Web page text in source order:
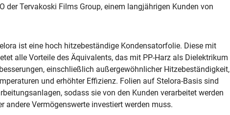
der Tervakoski Films Group, einem langjährigen Kunden von
ist eine hoch hitzebeständige Kondensatorfolie. Diese mit
alle Vorteile des Äquivalents, das mit PP-Harz als Dielektrikum
einschließlich außergewöhnlicher Hitzebeständigkeit,
und erhöhter Effizienz. Folien auf Stelora-Basis sind
sodass sie von den Kunden verarbeitet werden
andere Vermögenswerte investiert werden muss.